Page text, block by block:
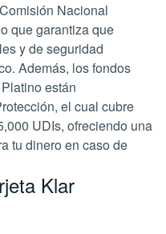
Nacional
que garantiza que
y de seguridad
Además, los fondos
están
el cual cubre
UDIs, ofreciendo una
tu dinero en caso de
Klar